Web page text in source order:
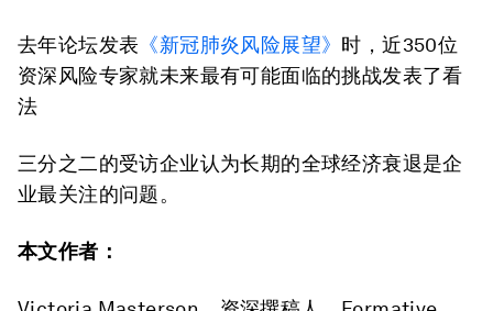
去年论坛发表 《新冠肺炎风险展望》 时，近350位
资深风险专家就未来最有可能面临的挑战发表了看
法
三分之二的受访企业认为长期的全球经济衰退是企
业最关注的问题。
本文作者：